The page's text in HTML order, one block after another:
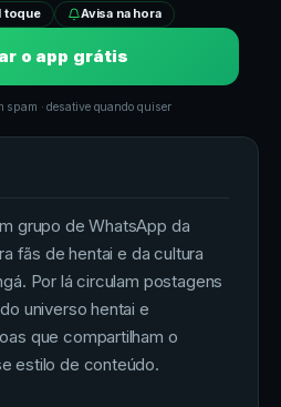
toque Avisa na hora
o app grátis
spam · desative quando quiser
grupo de WhatsApp da
fãs de hentai e da cultura
Por lá circulam postagens
universo hentai e
que compartilham o
estilo de conteúdo.